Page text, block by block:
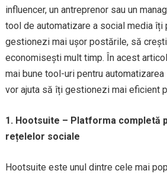
influencer, un antreprenor sau un
tool de automatizare a social media îți
gestionezi mai ușor postările, să
economisești mult timp. În acest
mai bune tool-uri pentru
vor ajuta să îți gestionezi mai eficient
1. Hootsuite – Platforma completă
rețelelor sociale
Hootsuite este unul dintre cele mai